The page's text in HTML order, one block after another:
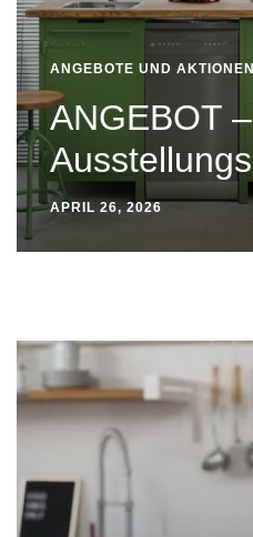
ANGEBOTE UND AKTIONEN
ANGEBOT –
APRIL 26, 2026